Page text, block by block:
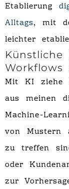
Etablierung
Alltags, mit
leichter
Workflows
Mit KI ziehe
aus meinen
Machine-
von Mustern
zu treffen
oder
zur